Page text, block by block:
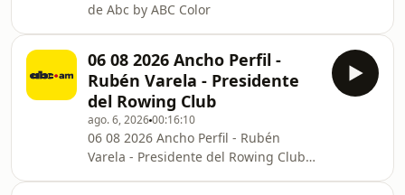
de Abc by ABC Color
06 08 2026 Ancho Perfil -
Rubén Varela - Presidente
del Rowing Club
ago. 6, 202600:16:10
06 08 2026 Ancho Perfil - Rubén
Varela - Presidente del Rowing Club